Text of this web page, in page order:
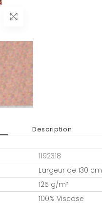
Description
1192318
Largeur de 130 cm
125 g/m²
100% Viscose